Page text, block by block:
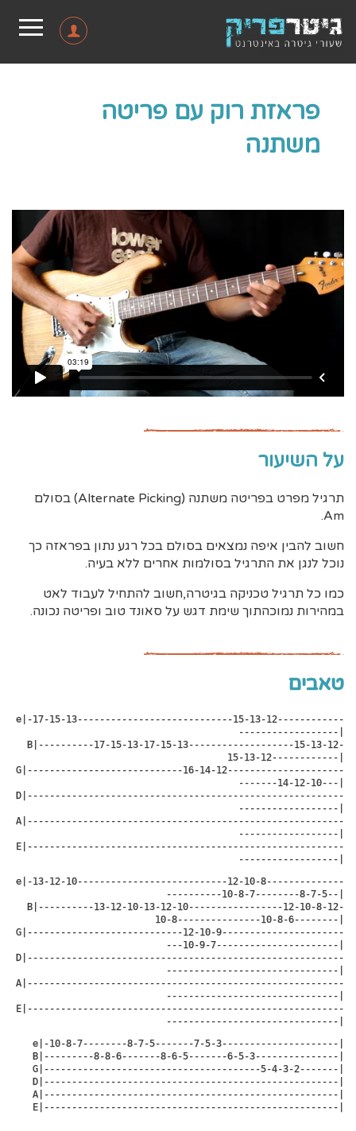
פראזת רוק עם פריטה
משתנה
על השיעור
תרגיל מפרט בפריטה משתנה (Alternate Picking) בסולם
Am.
חשוב להבין איפה נמצאים בסולם בכל רגע נתון בפראזה כך
נוכל לנגן את התרגיל בסולמות אחרים ללא בעיה.
כמו כל תרגיל טכניקה בגיטרה,חשוב להתחיל לעבוד לאט
במהירות נמוכהתוך שימת דגש על סאונד טוב ופריטה נכונה.
טאבים
e|-17-15-13----------------------------15-13-12------------
------------------|
B|----------17-15-13-17-15-13-------------------15-13-12-
15-13-12------------|
G|----------------------------16-14-12---------------------
-------14-12-10---|
D|---------------------------------------------------------
------------------|
A|---------------------------------------------------------
------------------|
E|---------------------------------------------------------
------------------|
e|-13-12-10---------------------------12-10-8--------------
----------10-8-7--------8-7-5--|
B|----------13-12-10-13-12-10-----------------12-10-8-12-
10-8---------------10-8-6--------|
G|----------------------------12-10-9----------------------
---10-9-7----------------------|
D|---------------------------------------------------------
-------------------------------|
A|---------------------------------------------------------
-------------------------------|
E|---------------------------------------------------------
-------------------------------|
e|-10-8-7--------8-7-5-------7-5-3---------------------|
B|---------8-8-6-------8-6-5-------6-5-3---------------|
G|---------------------------------------5-4-3-2-------|
D|-----------------------------------------------------|
A|-----------------------------------------------------|
E|-----------------------------------------------------|